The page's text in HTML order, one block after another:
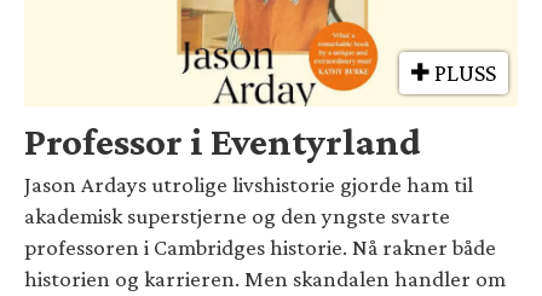
PLUSS
Professor i Eventyrland
Jason Ardays utrolige livshistorie gjorde ham til
akademisk superstjerne og den yngste svarte
professoren i Cambridges historie. Nå rakner både
historien og karrieren. Men skandalen handler om